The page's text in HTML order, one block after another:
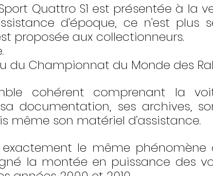
Quattro S1 est présentée à la
d'époque, ce n'est plus
proposée aux collectionneurs.
du Championnat du Monde des
cohérent comprenant la
documentation, ses archives,
même son matériel d'assistance.
exactement le même phénomène
la montée en puissance des